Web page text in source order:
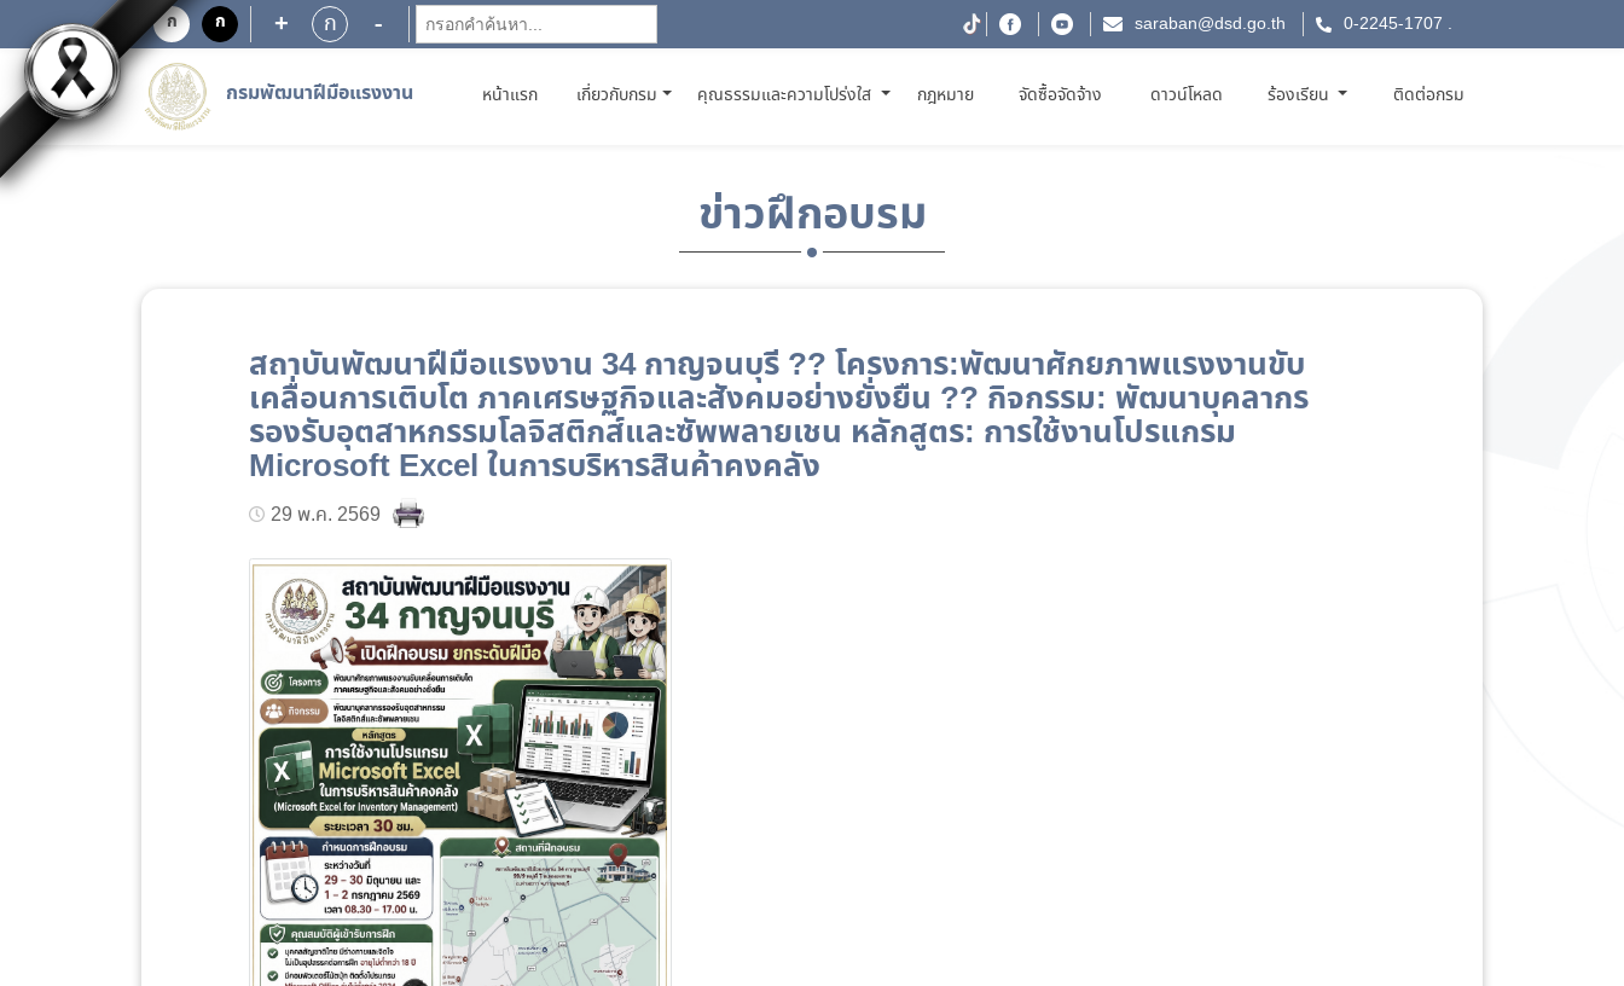
ก ก + ก - saraban@dsd.go.th 0-2245-1707 .
กรมพัฒนาฝีมือแรงงาน หน้าแรก(CURRENT)
เกี่ยวกับกรม คุณธรรมและความโปร่งใส กฎหมาย จัดซื้อจัดจ้าง ดาวน์โหลด ร้องเรียน ติดต่อกรม
ข่าวฝึกอบรม
สถาบันพัฒนาฝีมือแรงงาน 34 กาญจนบุรี ?? โครงการ:พัฒนาศักยภาพแรงงานขับ
เคลื่อนการเติบโต ภาคเศรษฐกิจและสังคมอย่างยั่งยืน ?? กิจกรรม: พัฒนาบุคลากร
รองรับอุตสาหกรรมโลจิสติกส์และซัพพลายเชน หลักสูตร: การใช้งานโปรแกรม
Microsoft Excel ในการบริหารสินค้าคงคลัง
29 พ.ค. 2569